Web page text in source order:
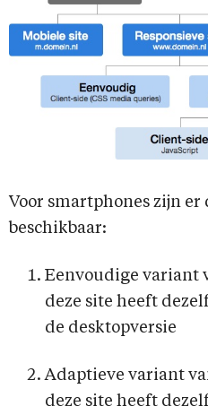
Voor smartphones zijn
beschikbaar:
Eenvoudige variant
deze site heeft
de desktopversie
Adaptieve variant
deze site heeft